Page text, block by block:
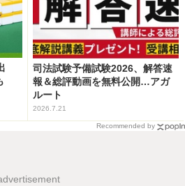
司法試験予備試験2026、解答速
報＆総評動画を無料公開…アガ
ルート
2026.7.21
Recommended by